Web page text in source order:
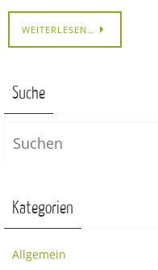
WEITERLESEN…
Suche
Kategorien
Allgemein